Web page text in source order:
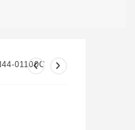
01100C